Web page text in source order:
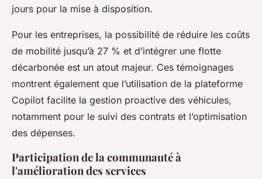
jours pour la mise à disposition.
Pour les entreprises, la possibilité de réduire les coûts
de mobilité jusqu’à 27 % et d’intégrer une flotte
décarbonée est un atout majeur. Ces témoignages
montrent également que l’utilisation de la plateforme
Copilot facilite la gestion proactive des véhicules,
notamment pour le suivi des contrats et l’optimisation
des dépenses.
Participation de la communauté à
l'amélioration des services